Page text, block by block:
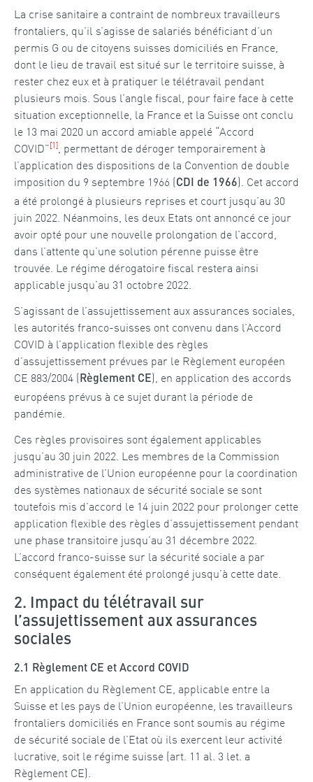
La crise sanitaire a contraint de nombreux travailleurs
frontaliers, qu’il s’agisse de salariés bénéficiant d’un
permis G ou de citoyens suisses domiciliés en France,
dont le lieu de travail est situé sur le territoire suisse, à
rester chez eux et à pratiquer le télétravail pendant
plusieurs mois. Sous l’angle fiscal, pour faire face à cette
situation exceptionnelle, la France et la Suisse ont conclu
le 13 mai 2020 un accord amiable appelé “Accord
COVID”[1], permettant de déroger temporairement à
l’application des dispositions de la Convention de double
imposition du 9 septembre 1966 (CDI de 1966). Cet accord
a été prolongé à plusieurs reprises et court jusqu’au 30
juin 2022. Néanmoins, les deux Etats ont annoncé ce jour
avoir opté pour une nouvelle prolongation de l’accord,
dans l’attente qu’une solution pérenne puisse être
trouvée. Le régime dérogatoire fiscal restera ainsi
applicable jusqu’au 31 octobre 2022.
S’agissant de l’assujettissement aux assurances sociales,
les autorités franco-suisses ont convenu dans l’Accord
COVID à l’application flexible des règles
d’assujettissement prévues par le Règlement européen
CE 883/2004 ( Règlement CE), en application des accords
européens prévus à ce sujet durant la période de
pandémie.
Ces règles provisoires sont également applicables
jusqu’au 30 juin 2022. Les membres de la Commission
administrative de l’Union européenne pour la coordination
des systèmes nationaux de sécurité sociale se sont
toutefois mis d’accord le 14 juin 2022 pour prolonger cette
application flexible des règles d’assujettissement pendant
une phase transitoire jusqu’au 31 décembre 2022.
L’accord franco-suisse sur la sécurité sociale a par
conséquent également été prolongé jusqu’à cette date.
2. Impact du télétravail sur
l’assujettissement aux assurances
sociales
2.1 Règlement CE et Accord COVID
En application du Règlement CE, applicable entre la
Suisse et les pays de l’Union européenne, les travailleurs
frontaliers domiciliés en France sont soumis au régime
de sécurité sociale de l’Etat où ils exercent leur activité
lucrative, soit le régime suisse (art. 11 al. 3 let. a
Règlement CE).